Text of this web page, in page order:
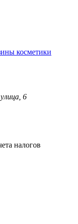
косметики
6
налогов